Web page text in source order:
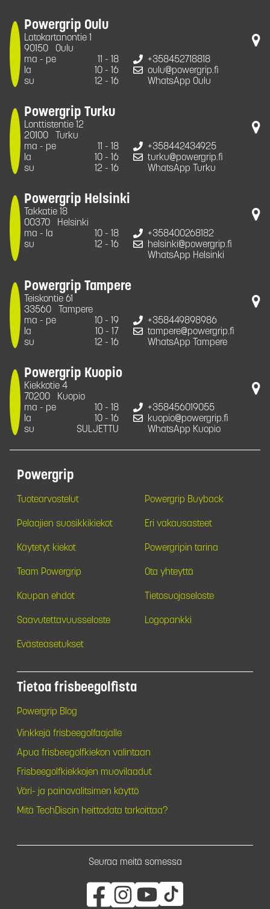
Powergrip Oulu
Latokartanontie 1
90150
Oulu
ma - pe
11 - 18
la
10 - 16
su
12 - 16
+358452718818
oulu@powergrip.fi
WhatsApp Oulu
Powergrip Turku
Lonttistentie 12
20100
Turku
ma - pe
11 - 18
la
10 - 16
su
12 - 16
+358442434925
turku@powergrip.fi
WhatsApp Turku
Powergrip Helsinki
Takkatie 18
00370
Helsinki
ma - la
10 - 18
su
12 - 16
+358400268182
helsinki@powergrip.fi
WhatsApp Helsinki
Powergrip Tampere
Teiskontie 61
33560
Tampere
ma - pe
10 - 19
la
10 - 17
su
12 - 16
+358449898986
tampere@powergrip.fi
WhatsApp Tampere
Powergrip Kuopio
Kiekkotie 4
70200
Kuopio
ma - pe
10 - 18
la
10 - 16
su
SULJETTU
+358456019055
kuopio@powergrip.fi
WhatsApp Kuopio
Powergrip
Tuotearvostelut Powergrip Buyback
Pelaajien suosikkikiekot Eri vakausasteet
Käytetyt kiekot Powergripin tarina
Team Powergrip Ota yhteyttä
Kaupan ehdot Tietosuojaseloste
Saavutettavuusseloste Logopankki
Evästeasetukset
Tietoa frisbeegolfista
Powergrip Blog
Vinkkejä frisbeegolfaajalle
Apua frisbeegolfkiekon valintaan
Frisbeegolfkiekkojen muovilaadut
Väri- ja painovalitsimen käyttö
Mitä TechDiscin heittodata tarkoittaa?
Seuraa meitä somessa